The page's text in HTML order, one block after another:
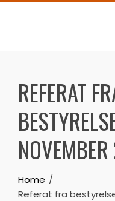
Skip
REFERAT
Home
Referat fra